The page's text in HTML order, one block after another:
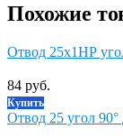
Похожие
Отвод 25х1НР
84 руб.
Купить
Отвод 25 угол